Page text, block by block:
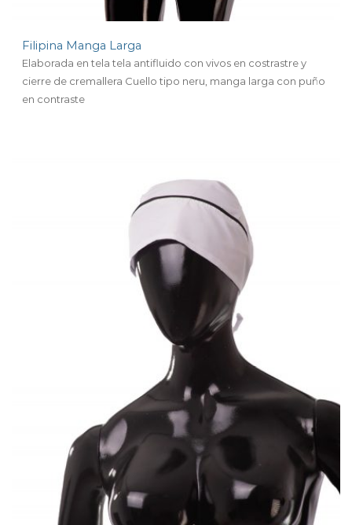
Filipina Manga Larga
Elaborada en tela tela antifluido con vivos en costrastre y
cierre de cremallera Cuello tipo neru, manga larga con puño
en contraste